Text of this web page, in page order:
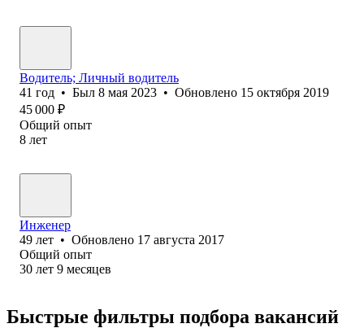
Водитель; Личный водитель
41 год • Был 8 мая 2023 • Обновлено 15 октября 2019
45 000 ₽
Общий опыт
8 лет
Инженер
49 лет • Обновлено 17 августа 2017
Общий опыт
30 лет 9 месяцев
Быстрые фильтры подбора вакансий